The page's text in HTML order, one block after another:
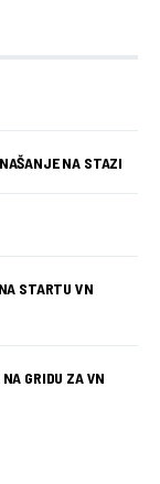
NA STAZI
STARTU VN
GRIDU ZA VN